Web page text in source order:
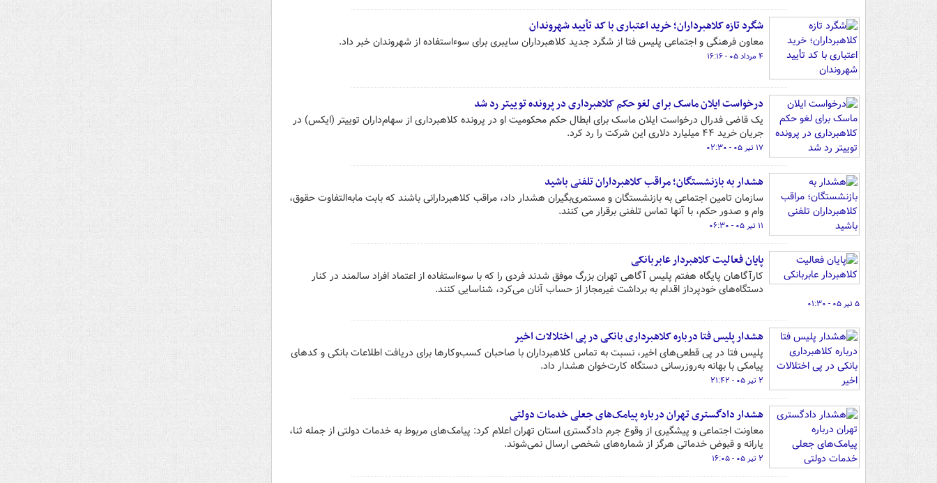
شگرد تازه کلاهبرداران؛ خرید اعتباری با کد تأیید شهروندان
معاون فرهنگی و اجتماعی پلیس فتا از شگرد جدید کلاهبرداران سایبری برای سوءاستفاده از شهروندان خبر داد.
۴ مرداد ۰۵ - ۱۶:۱۶
درخواست ایلان ماسک برای لغو حکم کلاهبرداری در پرونده توییتر رد شد
یک قاضی فدرال درخواست ایلان ماسک برای ابطال حکم محکومیت او در پرونده کلاهبرداری از سهام‌داران توییتر (ایکس) در
جریان خرید ۴۴ میلیارد دلاری این شرکت را رد کرد.
۱۷ تیر ۰۵ - ۰۲:۳۰
هشدار به بازنشستگان؛ مراقب کلاهبرداران تلفنی باشید
سازمان تامین اجتماعی به بازنشستگان و مستمری‌بگیران هشدار داد، مراقب کلاهبردارانی باشند که بابت مابه‌التفاوت حقوق،
وام و صدور حکم، با آنها تماس تلفنی برقرار می کنند.
۱۱ تیر ۰۵ - ۰۶:۳۰
پایان فعالیت کلاهبردار عابربانکی
کارآگاهان پایگاه هفتم پلیس آگاهی تهران بزرگ موفق شدند فردی را که با سوءاستفاده از اعتماد افراد سالمند در کنار
دستگاه‌های خودپرداز اقدام به برداشت غیرمجاز از حساب آنان می‌کرد، شناسایی کنند.
۵ تیر ۰۵ - ۰۱:۳۰
هشدار پلیس فتا درباره کلاهبرداری بانکی در پی اختلالات اخیر
پلیس فتا در پی قطعی‌های اخیر، نسبت به تماس کلاهبرداران با صاحبان کسب‌وکارها برای دریافت اطلاعات بانکی و کدهای
پیامکی با بهانه به‌روزرسانی دستگاه کارت‌خوان هشدار داد.
۲ تیر ۰۵ - ۲۱:۴۲
هشدار دادگستری تهران درباره پیامک‌های جعلی خدمات دولتی
معاونت اجتماعی و پیشگیری از وقوع جرم دادگستری استان تهران اعلام کرد: پیامک‌های مربوط به خدمات دولتی از جمله ثنا،
یارانه و قبوض خدماتی هرگز از شماره‌های شخصی ارسال نمی‌شوند.
۲ تیر ۰۵ - ۱۶:۰۵